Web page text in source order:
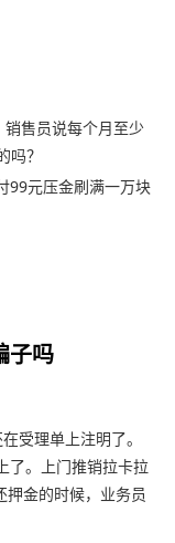
售员说每个月至少
吗？
99元压金刷满一万块
子吗
受理单上注明了。
了。上门推销拉卡拉
押金的时候，业务员